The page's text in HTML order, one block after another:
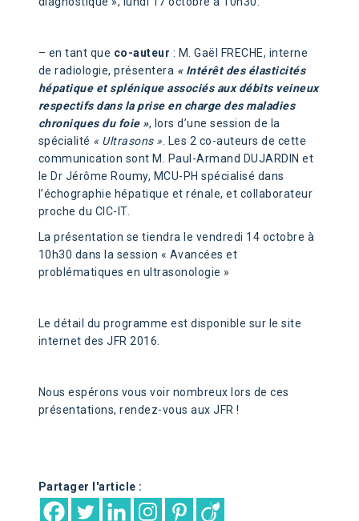
– en tant que co-auteur : M. Gaël FRECHE, interne
de radiologie, présentera « Intérêt des élasticités
hépatique et splénique associés aux débits veineux
respectifs dans la prise en charge des maladies
chroniques du foie », lors d’une session de la
spécialité « Ultrasons » . Les 2 co-auteurs de cette
communication sont M. Paul-Armand DUJARDIN et
le Dr Jérôme Roumy, MCU-PH spécialisé dans
l’échographie hépatique et rénale, et collaborateur
proche du CIC-IT.
La présentation se tiendra le vendredi 14 octobre à
10h30 dans la session « Avancées et
problématiques en ultrasonologie »
Le détail du programme est disponible sur le site
internet des JFR 2016.
Nous espérons vous voir nombreux lors de ces
présentations, rendez-vous aux JFR !
Partager l'article :